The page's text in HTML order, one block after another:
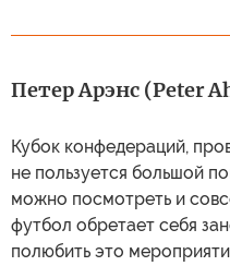
Петер Арэнс (Peter
Кубок конфедераций,
не пользуется большой
можно посмотреть и
футбол обретает себя
полюбить это